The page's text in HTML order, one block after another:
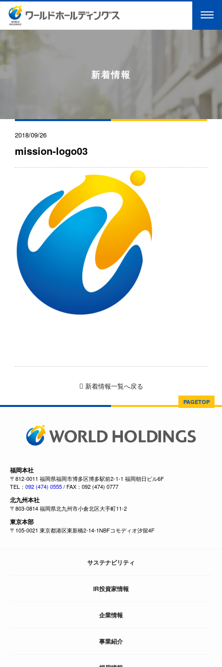
新着情報
2018/09/26
mission-logo03
新着情報一覧へ戻る
PAGETOP
福岡本社
〒812-0011 福岡県福岡市博多区博多駅前2-1-1 福岡朝日ビル6F
TEL： 092 (474) 0555/ FAX：092 (474) 0777
北九州本社
〒803-0814 福岡県北九州市小倉北区大手町11-2
東京本部
〒105-0021 東京都港区東新橋2-14-1NBFコモディオ汐留4F
サステナビリティ
IR投資家情報
企業情報
事業紹介